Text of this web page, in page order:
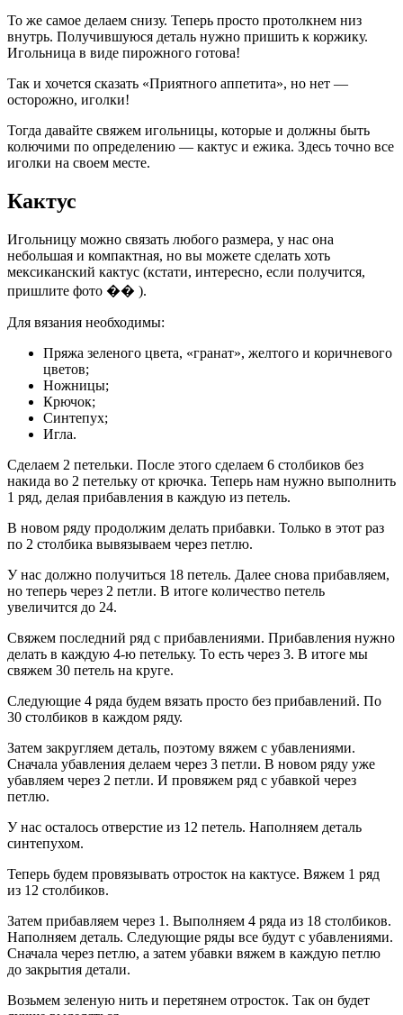
То же самое делаем снизу. Теперь просто протолкнем низ
внутрь. Получившуюся деталь нужно пришить к коржику.
Игольница в виде пирожного готова!
Так и хочется сказать «Приятного аппетита», но нет —
осторожно, иголки!
Тогда давайте свяжем игольницы, которые и должны быть
колючими по определению — кактус и ежика. Здесь точно все
иголки на своем месте.
Кактус
Игольницу можно связать любого размера, у нас она
небольшая и компактная, но вы можете сделать хоть
мексиканский кактус (кстати, интересно, если получится,
пришлите фото �� ).
Для вязания необходимы:
Пряжа зеленого цвета, «гранат», желтого и коричневого
цветов;
Ножницы;
Крючок;
Синтепух;
Игла.
Сделаем 2 петельки. После этого сделаем 6 столбиков без
накида во 2 петельку от крючка. Теперь нам нужно выполнить
1 ряд, делая прибавления в каждую из петель.
В новом ряду продолжим делать прибавки. Только в этот раз
по 2 столбика вывязываем через петлю.
У нас должно получиться 18 петель. Далее снова прибавляем,
но теперь через 2 петли. В итоге количество петель
увеличится до 24.
Свяжем последний ряд с прибавлениями. Прибавления нужно
делать в каждую 4-ю петельку. То есть через 3. В итоге мы
свяжем 30 петель на круге.
Следующие 4 ряда будем вязать просто без прибавлений. По
30 столбиков в каждом ряду.
Затем закругляем деталь, поэтому вяжем с убавлениями.
Сначала убавления делаем через 3 петли. В новом ряду уже
убавляем через 2 петли. И провяжем ряд с убавкой через
петлю.
У нас осталось отверстие из 12 петель. Наполняем деталь
синтепухом.
Теперь будем провязывать отросток на кактусе. Вяжем 1 ряд
из 12 столбиков.
Затем прибавляем через 1. Выполняем 4 ряда из 18 столбиков.
Наполняем деталь. Следующие ряды все будут с убавлениями.
Сначала через петлю, а затем убавки вяжем в каждую петлю
до закрытия детали.
Возьмем зеленую нить и перетянем отросток. Так он будет